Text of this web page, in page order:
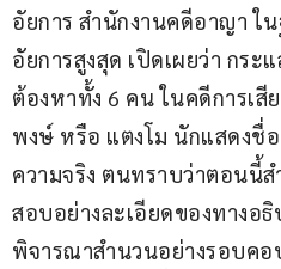
อัยการ สำนักงานคดีอาญา ใ
อัยการสูงสุด เปิดเผยว่า กร
ต้องหาทั้ง 6 คน ในคดีการเ
พงษ์ หรือ แตงโม นักแสดงชื่
ความจริง ตนทราบว่าตอนนี้
สอบอย่างละเอียดของทางอ
พิจารณาสำนวนอย่างรอบคอ